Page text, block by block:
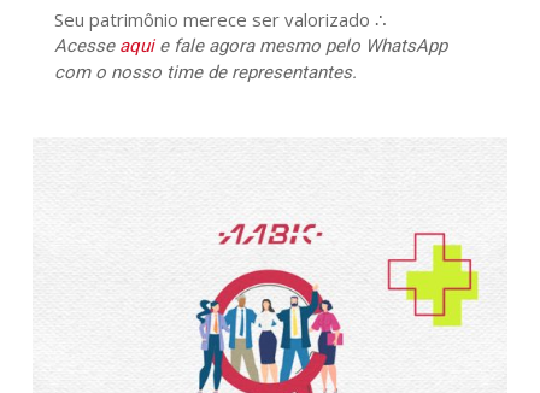
Seu patrimônio merece ser valorizado ∴
Acesse aquie fale agora mesmo pelo WhatsApp
com o nosso time de representantes.